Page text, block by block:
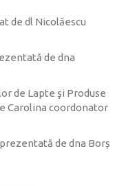
de dl Nicolăescu
de dna
de Lapte şi Produse
Carolina coordonator
de dna Borș